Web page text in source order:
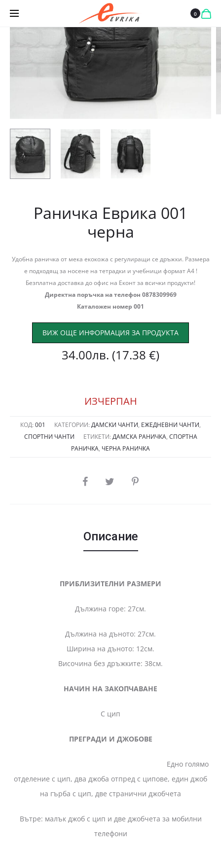
0
Раничка Еврика 001
черна
Удобна раничка от мека екокожа с регулиращи се дръжки. Размера
е подходящ за носене на тетрадки и учебници формат А4 !
Безплатна доставка до офис на Еконт за всички продукти!
Директна поръчка на телефон 0878309969
Каталожен номер 001
ВИЖ ОЩЕ ИНФОРМАЦИЯ ЗА ПРОДУКТА
34.00лв. (17.38 €)
ИЗЧЕРПАН
КОД: 001 КАТЕГОРИИ: ДАМСКИ ЧАНТИ, ЕЖЕДНЕВНИ ЧАНТИ,
СПОРТНИ ЧАНТИ
ЕТИКЕТИ: ДАМСКА РАНИЧКА, СПОРТНА
РАНИЧКА, ЧЕРНА РАНИЧКА
SHARE
Описание
ПРИБЛИЗИТЕЛНИ РАЗМЕРИ
Дължина горе: 27см.
Дължина на дъното: 27см.
Ширина на дъното: 12см.
Височина без дръжките: 38см.
НАЧИН НА ЗАКОПЧАВАНЕ
С цип
ПРЕГРАДИ И ДЖОБОВЕ
Едно голямо
отделение с цип, два джоба отпред с ципове, един джоб
на гърба с цип, две странични джобчета
Вътре: малък джоб с цип и две джобчета за мобилни
телефони